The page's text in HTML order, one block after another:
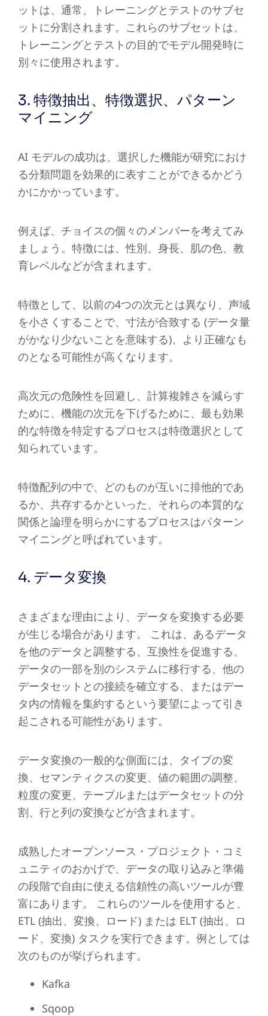
ットは、通常、トレーニングとテストのサブセ
ットに分割されます。これらのサブセットは、
トレーニングとテストの目的でモデル開発時に
別々に使用されます。
3. 特徴抽出、特徴選択、パターン
マイニング
AI モデルの成功は、選択した機能が研究におけ
る分類問題を効果的に表すことができるかどう
かにかかっています。
例えば、チョイスの個々のメンバーを考えてみ
ましょう。特徴には、性別、身長、肌の色、教
育レベルなどが含まれます。
特徴として、以前の4つの次元とは異なり、声域
を小さくすることで、寸法が合致する (データ量
がかなり少ないことを意味する)、より正確なも
のとなる可能性が高くなります。
高次元の危険性を回避し、計算複雑さを減らす
ために、機能の次元を下げるために、最も効果
的な特徴を特定するプロセスは特徴選択として
知られています。
特徴配列の中で、どのものが互いに排他的であ
るか、共存するかといった、それらの本質的な
関係と論理を明らかにするプロセスはパターン
マイニングと呼ばれています。
4. データ変換
さまざまな理由により、データを変換する必要
が生じる場合があります。 これは、あるデータ
を他のデータと調整する、互換性を促進する、
データの一部を別のシステムに移行する、他の
データセットとの接続を確立する、またはデー
タ内の情報を集約するという要望によって引き
起こされる可能性があります。
データ変換の一般的な側面には、タイプの変
換、セマンティクスの変更、値の範囲の調整、
粒度の変更、テーブルまたはデータセットの分
割、行と列の変換などが含まれます。
成熟したオープンソース・プロジェクト・コミ
ュニティのおかげで、データの取り込みと準備
の段階で自由に使える信頼性の高いツールが豊
富にあります。 これらのツールを使用すると、
ETL (抽出、変換、ロード) または ELT (抽出、ロ
ード、変換) タスクを実行できます。例としては
次のものが挙げられます。
Kafka
Sqoop